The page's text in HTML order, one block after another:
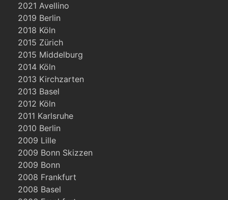
2021 Avellino
2019 Berlin
2018 Köln
2015 Zürich
2015 Middelburg
2014 Köln
2013 Kirchzarten
2013 Basel
2012 Köln
2011 Karlsruhe
2010 Berlin
2009 Lille
2009 Bonn Skizzen
2009 Bonn
2008 Frankfurt
2008 Basel